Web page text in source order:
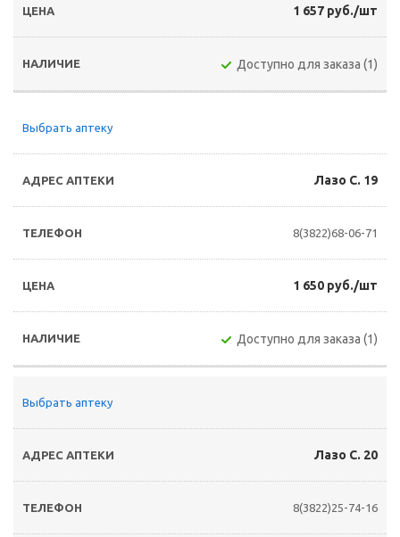
1 657 руб./шт
Доступно для заказа (1)
Выбрать аптеку
Лазо С. 19
8(3822)68-06-71
1 650 руб./шт
Доступно для заказа (1)
Выбрать аптеку
Лазо С. 20
8(3822)25-74-16